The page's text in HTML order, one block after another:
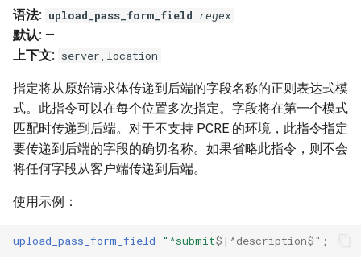
t1k
tags
tarantool
template
test
timer
tlc
语法: upload_pass_form_field regex
默认: —
上下文: server,location
指定将从原始请求体传递到后端的字段名称的正则表达式模
式。此指令可以在每个位置多次指定。字段将在第一个模式
匹配时传递到后端。对于不支持 PCRE 的环境，此指令指定
要传递到后端的字段的确切名称。如果省略此指令，则不会
将任何字段从客户端传递到后端。
使用示例：
upload_pass_form_field "^submit$|^description$" ;